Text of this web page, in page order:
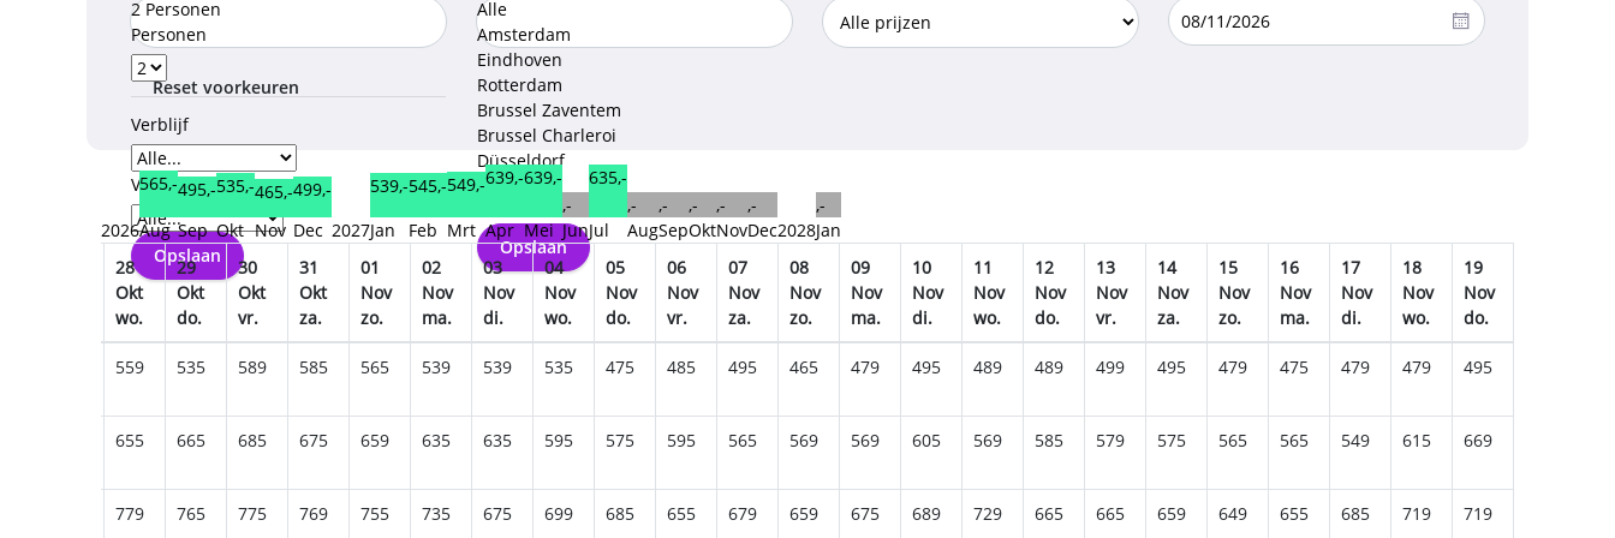
2 Personen
Personen
Verblijf
Verzorgingstype
Opslaan
Alle
Amsterdam
Eindhoven
Rotterdam
Brussel Zaventem
Brussel Charleroi
Düsseldorf
Weeze
Keulen Bonn
Opslaan
Reset voorkeuren
2026
565,-
Aug
495,-
Sep
535,-
Okt
465,-
Nov
499,-
Dec 2027
539,-
Jan
545,-
Feb
549,-
Mrt
639,-
Apr
639,-
Mei
,-
Jun
635,-
Jul
,-
Aug
,-
Sep
,-
Okt
,-
Nov
,-
Dec2028
,-
Jan
28
Okt
wo.
29
Okt
do.
30
Okt
vr.
31
Okt
za.
01
Nov
zo.
02
Nov
ma.
03
Nov
di.
04
Nov
wo.
05
Nov
do.
06
Nov
vr.
07
Nov
za.
08
Nov
zo.
09
Nov
ma.
10
Nov
di.
11
Nov
wo.
12
Nov
do.
13
Nov
vr.
14
Nov
za.
15
Nov
zo.
16
Nov
ma.
17
Nov
di.
18
Nov
wo.
19
Nov
do.
559 535 589 585 565 539 539 535 475 485 495 465 479 495 489 489 499 495 479 475 479 479 495
655 665 685 675 659 635 635 595 575 595 565 569 569 605 569 585 579 575 565 565 549 615 669
779 765 775 769 755 735 675 699 685 655 679 659 675 689 729 665 665 659 649 655 685 719 719